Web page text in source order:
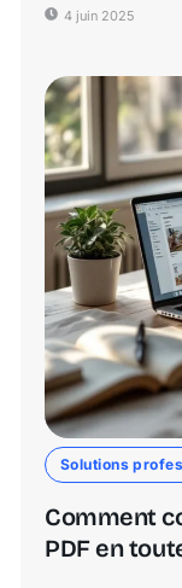
4 juin 2025
Solutions
Comment
PDF en